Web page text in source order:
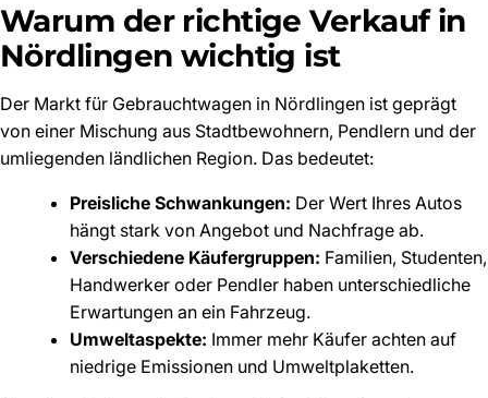
Warum der richtige Verkauf in
Nördlingen wichtig ist
Der Markt für Gebrauchtwagen in Nördlingen ist geprägt
von einer Mischung aus Stadtbewohnern, Pendlern und der
umliegenden ländlichen Region. Das bedeutet:
Preisliche Schwankungen: Der Wert Ihres Autos
hängt stark von Angebot und Nachfrage ab.
Verschiedene Käufergruppen: Familien, Studenten,
Handwerker oder Pendler haben unterschiedliche
Erwartungen an ein Fahrzeug.
Umweltaspekte: Immer mehr Käufer achten auf
niedrige Emissionen und Umweltplaketten.